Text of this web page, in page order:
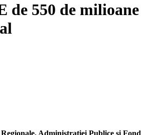
de 550 de
Administrației Publice și